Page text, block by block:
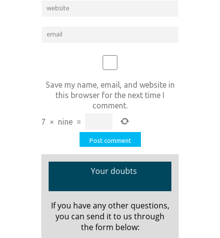
Save my name, email, and website in
this browser for the next time I
comment.
7 × nine =
Your doubts
If you have any other questions,
you can send it to us through
the form below: